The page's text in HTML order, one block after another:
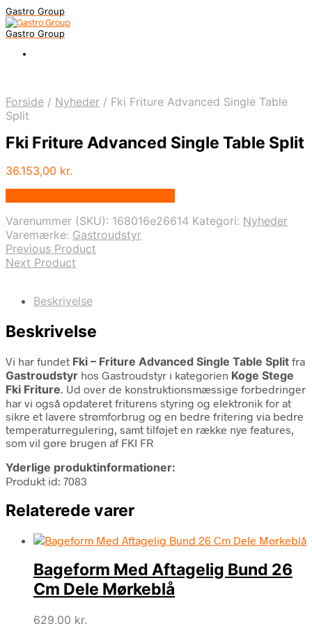
Gastro Group
Gastro Group
Forside / Nyheder / Fki Friture Advanced Single Table
Split
Fki Friture Advanced Single Table Split
36.153,00 kr.
Varenummer (SKU): 168016e26614 Kategori: Nyheder
Varemærke: Gastroudstyr
Previous Product
Next Product
Beskrivelse
Beskrivelse
Vi har fundet Fki – Friture Advanced Single Table Split fra
Gastroudstyr hos Gastroudstyr i kategorien Koge Stege
Fki Friture. Ud over de konstruktionsmæssige forbedringer
har vi også opdateret friturens styring og elektronik for at
sikre et lavere strømforbrug og en bedre fritering via bedre
temperaturregulering, samt tilføjet en række nye features,
som vil gøre brugen af FKI FR
Yderlige produktinformationer:
Produkt id: 7083
Relaterede varer
Bageform Med Aftagelig Bund 26
Cm Dele Mørkeblå
629,00 kr.